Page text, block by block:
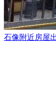
石像附近房屋